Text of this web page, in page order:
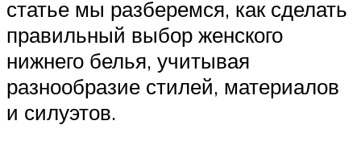
статье мы разберемся, как сделать
правильный выбор женского
нижнего белья, учитывая
разнообразие стилей, материалов
и силуэтов.